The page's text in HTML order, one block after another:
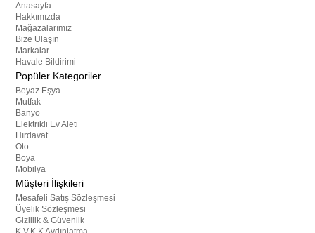
Anasayfa
Hakkımızda
Mağazalarımız
Bize Ulaşın
Markalar
Havale Bildirimi
Popüler Kategoriler
Beyaz Eşya
Mutfak
Banyo
Elektrikli Ev Aleti
Hırdavat
Oto
Boya
Mobilya
Müşteri İlişkileri
Mesafeli Satış Sözleşmesi
Üyelik Sözleşmesi
Gizlilik & Güvenlik